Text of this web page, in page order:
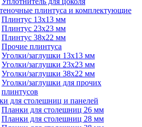
плинтуса и комплектующие
Плинтус 13х13 мм
Плинтус 23х23 мм
Плинтус 38х22 мм
Прочие плинтуса
Уголки/заглушки 13х13 мм
Уголки/заглушки 23х23 мм
Уголки/заглушки 38х22 мм
Уголки/заглушки для прочих
плинтусов
для столешниц и панелей
Планки для столешниц 26 мм
Планки для столешниц 28 мм